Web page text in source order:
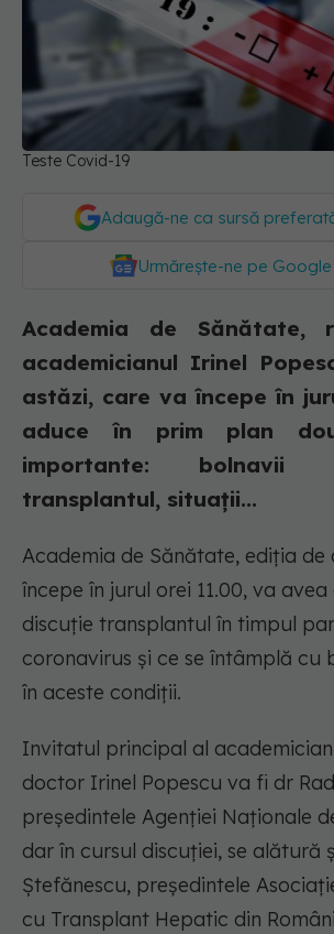
Teste Covid-19
Adaugă-ne ca sursă
Urmărește-ne pe
Academia de Sănătate,
academicianul Irinel
astăzi, care va începe în
aduce în prim plan
importante: bolnavii
transplantul, situații...
Academia de Sănătate, ediția de
începe în jurul orei 11.00, va
discuție transplantul în timpul
coronavirus și ce se întâmplă cu
în aceste condiții.
Invitatul principal al
doctor Irinel Popescu va fi dr
președintele Agenției Naționale
dar în cursul discuției, se alătură
Ștefănescu, președintele
cu Transplant Hepatic din